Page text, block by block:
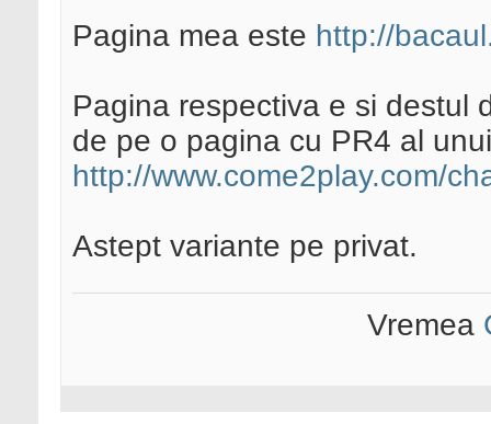
Pagina mea este http://
Pagina respectiva e si destul
de pe o pagina cu PR4 al
http://www.come2play.com/
Astept variante pe privat.
Vremea